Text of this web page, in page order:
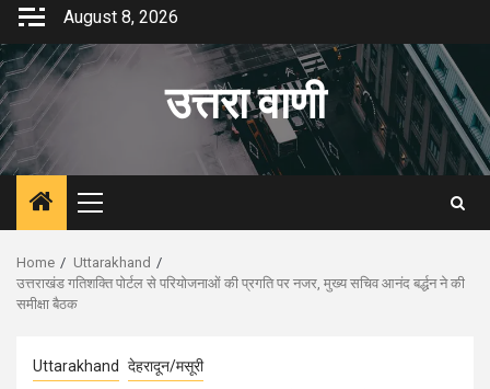
Skip
content
August 8, 2026
उत्तरा वाणी
Primary
Menu
Home
Uttarakhand
उत्तराखंड गतिशक्ति पोर्टल से परियोजनाओं की प्रगति पर नजर, मुख्य सचिव आनंद बर्द्धन ने की
समीक्षा बैठक
Uttarakhand देहरादून/मसूरी